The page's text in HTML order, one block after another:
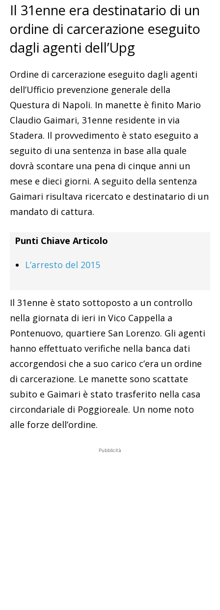
Il 31enne era destinatario di un
ordine di carcerazione eseguito
dagli agenti dell’Upg
Ordine di carcerazione eseguito dagli agenti
dell’Ufficio prevenzione generale della
Questura di Napoli. In manette è finito Mario
Claudio Gaimari, 31enne residente in via
Stadera. Il provvedimento è stato eseguito a
seguito di una sentenza in base alla quale
dovrà scontare una pena di cinque anni un
mese e dieci giorni. A seguito della sentenza
Gaimari risultava ricercato e destinatario di un
mandato di cattura.
Punti Chiave Articolo
L’arresto del 2015
Il 31enne è stato sottoposto a un controllo
nella giornata di ieri in Vico Cappella a
Pontenuovo, quartiere San Lorenzo. Gli agenti
hanno effettuato verifiche nella banca dati
accorgendosi che a suo carico c’era un ordine
di carcerazione. Le manette sono scattate
subito e Gaimari è stato trasferito nella casa
circondariale di Poggioreale. Un nome noto
alle forze dell’ordine.
Pubblicità